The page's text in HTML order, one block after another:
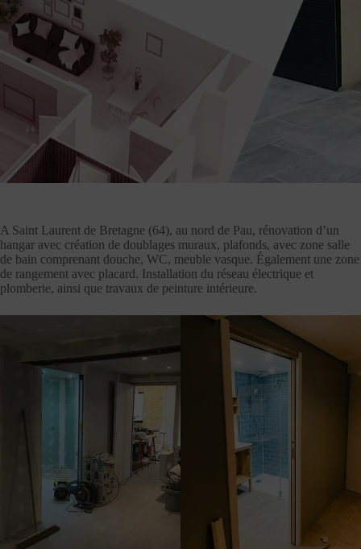
A Saint Laurent de Bretagne (64), au nord de Pau, rénovation d’un
hangar avec création de doublages muraux, plafonds, avec zone salle
de bain comprenant douche, WC, meuble vasque. Également une zone
de rangement avec placard. Installation du réseau électrique et
plomberie, ainsi que travaux de peinture intérieure.